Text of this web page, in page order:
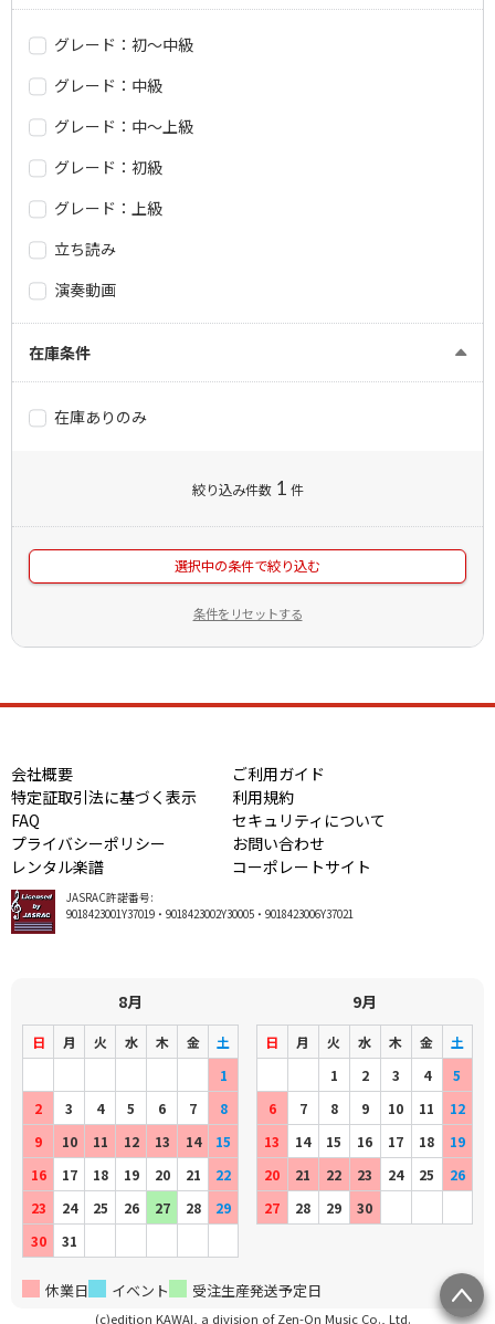
グレード：初～中級
グレード：中級
グレード：中～上級
グレード：初級
グレード：上級
立ち読み
演奏動画
在庫条件
在庫ありのみ
絞り込み件数 1 件
選択中の条件で絞り込む
条件をリセットする
会社概要
ご利用ガイド
特定証取引法に基づく表示
利用規約
FAQ
セキュリティについて
プライバシーポリシー
お問い合わせ
レンタル楽譜
コーポレートサイト
JASRAC許諾番号:
9018423001Y37019・9018423002Y30005・9018423006Y37021
8月
日 月 火 水 木 金
土
1
2
3 4 5 6 7
8
9
10 11 12 13 14
15
16
17 18 19 20 21
22
23
24 25 26 27 28
29
30
31
9月
日 月 火 水 木 金
土
1
2 3 4
5
6
7 8 9 10 11
12
13
14 15 16 17 18
19
20
21 22 23 24 25
26
27
28 29 30
休業日 イベント 受注生産発送予定日
(c)edition KAWAI, a division of Zen-On Music Co., Ltd.